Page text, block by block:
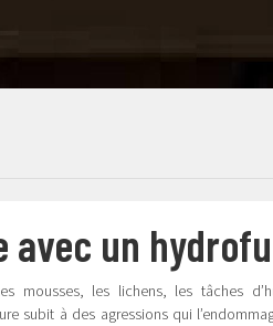
un
mousses, les lichens, les tâches
subit à des agressions qui